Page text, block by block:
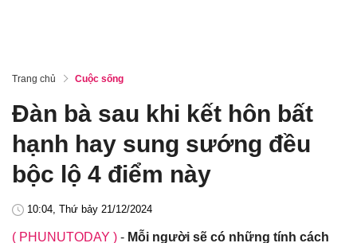
Trang chủ Cuộc sống
Đàn bà sau khi kết hôn bất
hạnh hay sung sướng đều
bộc lộ 4 điểm này
10:04, Thứ bảy 21/12/2024
( PHUNUTODAY ) - Mỗi người sẽ có những tính cách